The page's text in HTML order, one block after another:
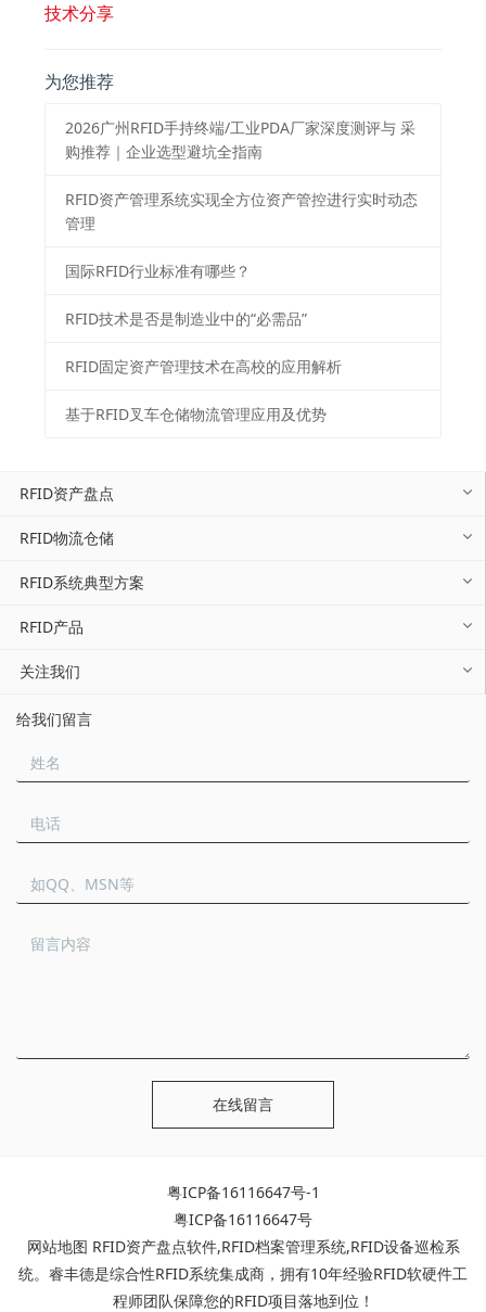
技术分享
为您推荐
2026⼴州RFID⼿持终端/⼯业PDA⼚家深度测评与 采
购推荐｜企业选型避坑全指南
RFID资产管理系统实现全方位资产管控进行实时动态
管理
国际RFID行业标准有哪些？
RFID技术是否是制造业中的“必需品”
RFID固定资产管理技术在高校的应用解析
基于RFID叉车仓储物流管理应用及优势
RFID资产盘点
RFID物流仓储
RFID系统典型方案
RFID产品
关注我们
给我们留言
在线留言
粤ICP备16116647号-1
粤ICP备16116647号
网站地图 RFID资产盘点软件,RFID档案管理系统,RFID设备巡检系
统。睿丰德是综合性RFID系统集成商，拥有10年经验RFID软硬件工
程师团队保障您的RFID项目落地到位！